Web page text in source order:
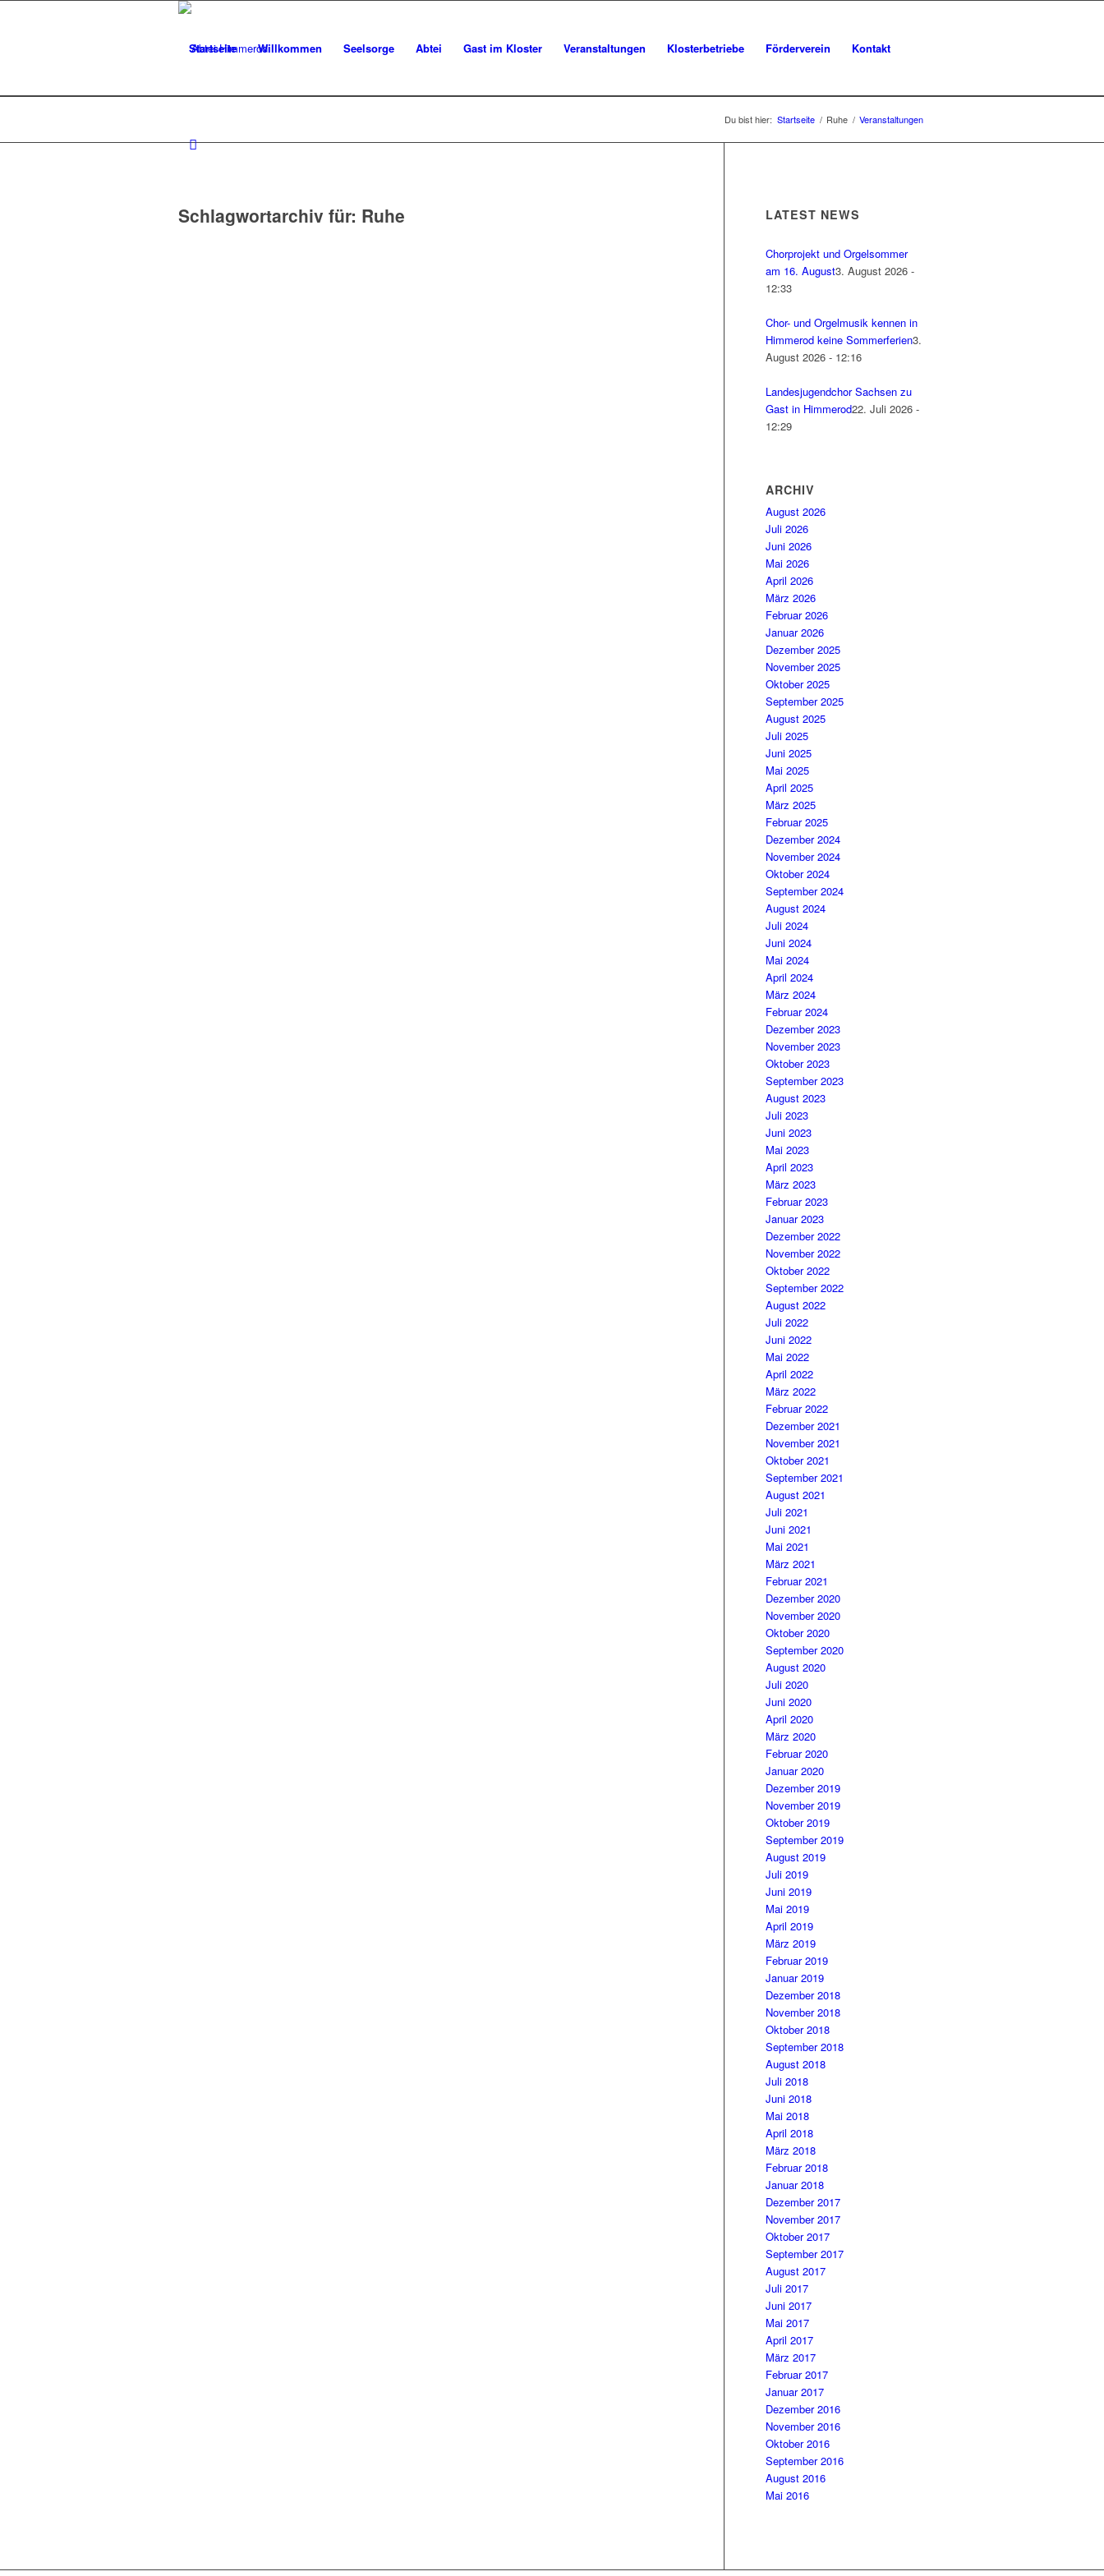
Startseite Willkommen Seelsorge Abtei Gast im Kloster Veranstaltungen Klosterbetriebe Förderverein Kontakt
Du bist hier: Startseite / Ruhe / Veranstaltungen
Schlagwortarchiv für: Ruhe LATEST NEWS
Chorprojekt und Orgelsommer
am 16. August3. August 2026 -
12:33
Chor- und Orgelmusik kennen in
Himmerod keine Sommerferien3.
August 2026 - 12:16
Landesjugendchor Sachsen zu
Gast in Himmerod22. Juli 2026 -
12:29
ARCHIV
August 2026
Juli 2026
Juni 2026
Mai 2026
April 2026
März 2026
Februar 2026
Januar 2026
Dezember 2025
November 2025
Oktober 2025
September 2025
August 2025
Juli 2025
Juni 2025
Mai 2025
April 2025
März 2025
Februar 2025
Dezember 2024
November 2024
Oktober 2024
September 2024
August 2024
Juli 2024
Juni 2024
Mai 2024
April 2024
März 2024
Februar 2024
Dezember 2023
November 2023
Oktober 2023
September 2023
August 2023
Juli 2023
Juni 2023
Mai 2023
April 2023
März 2023
Februar 2023
Januar 2023
Dezember 2022
November 2022
Oktober 2022
September 2022
August 2022
Juli 2022
Juni 2022
Mai 2022
April 2022
März 2022
Februar 2022
Dezember 2021
November 2021
Oktober 2021
September 2021
August 2021
Juli 2021
Juni 2021
Mai 2021
März 2021
Februar 2021
Dezember 2020
November 2020
Oktober 2020
September 2020
August 2020
Juli 2020
Juni 2020
April 2020
März 2020
Februar 2020
Januar 2020
Dezember 2019
November 2019
Oktober 2019
September 2019
August 2019
Juli 2019
Juni 2019
Mai 2019
April 2019
März 2019
Februar 2019
Januar 2019
Dezember 2018
November 2018
Oktober 2018
September 2018
August 2018
Juli 2018
Juni 2018
Mai 2018
April 2018
März 2018
Februar 2018
Januar 2018
Dezember 2017
November 2017
Oktober 2017
September 2017
August 2017
Juli 2017
Juni 2017
Mai 2017
April 2017
März 2017
Februar 2017
Januar 2017
Dezember 2016
November 2016
Oktober 2016
September 2016
August 2016
Mai 2016